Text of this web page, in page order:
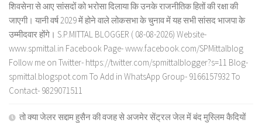
शिवसेना से आए सांसदों को भरोसा दिलाया कि उनके राजनीतिक हितों की रक्षा की
जाएगी। यानी वर्ष 2029 में होने वाले लोकसभा के चुनाव में यह सभी सांसद भाजपा के
उम्मीदवार होंगे। S.P.MITTAL BLOGGER ( 08-08-2026) Website-
www.spmittal.in Facebook Page- www.facebook.com/SPMittalblog
Follow me on Twitter- https://twitter.com/spmittalblogger?s=11 Blog-
spmittal.blogspot.com To Add in WhatsApp Group- 9166157932 To
Contact- 9829071511
तो क्या जेलर सद्दाम हुसैन की वजह से अजमेर सेंट्रल जेल में बंद मुस्लिम कैदियों